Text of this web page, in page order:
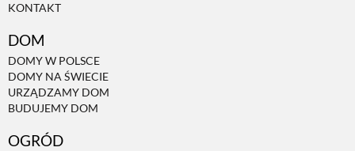
KONTAKT
DOM
DOMY W POLSCE
DOMY NA ŚWIECIE
URZĄDZAMY DOM
BUDUJEMY DOM
OGRÓD
PROJEKTOWANIE OGRODU